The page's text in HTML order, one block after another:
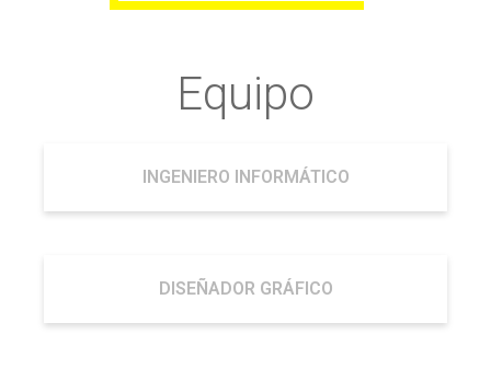
Equipo
INGENIERO INFORMÁTICO
DISEÑADOR GRÁFICO